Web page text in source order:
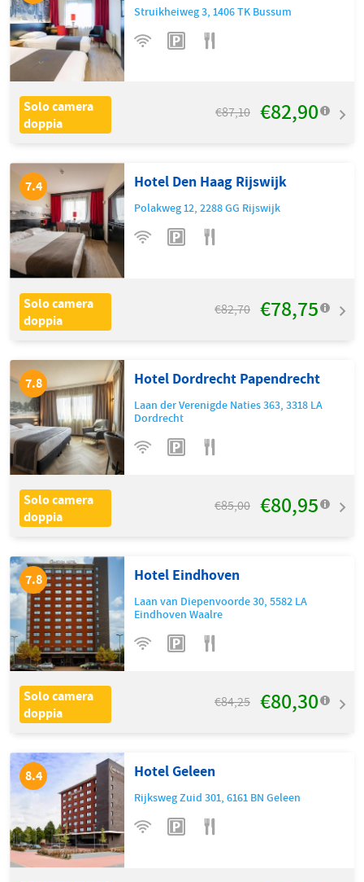
8.4 Hotel Geleen
Rijksweg Zuid 301,6161 BNGeleen
7.8 Hotel Eindhoven
Laan van Diepenvoorde 30,5582 LA
Eindhoven Waalre
Solo camera
doppia
€84,25 €80,30
7.8 Hotel Dordrecht Papendrecht
Laan der Verenigde Naties 363,3318 LA
Dordrecht
Solo camera
doppia
€85,00 €80,95
7.4 Hotel Den Haag Rijswijk
Polakweg 12,2288 GG Rijswijk
Solo camera
doppia
€82,70 €78,75
Struikheiweg 3,1406 TK Bussum
Solo camera
doppia
€87,10 €82,90